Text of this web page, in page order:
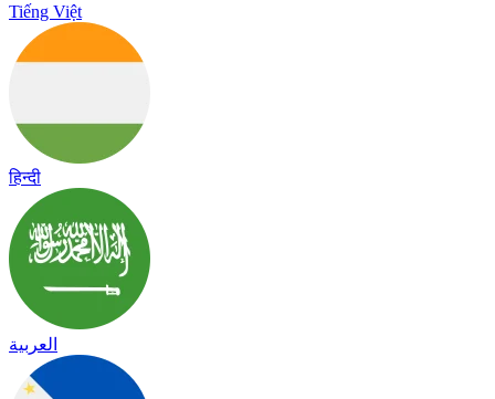
Tiếng Việt
हिन्दी
العربية